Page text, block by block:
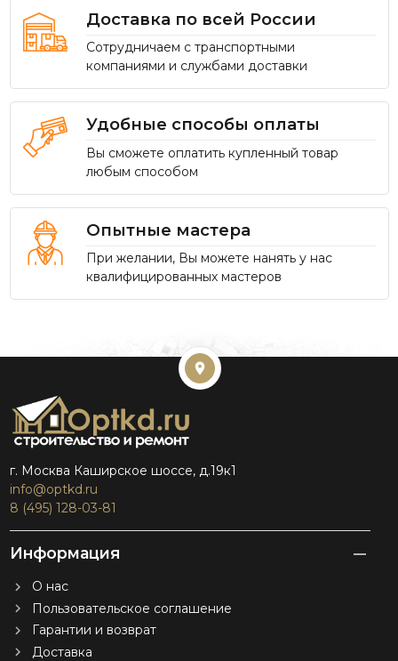
Доставка по всей России
Сотрудничаем с транспортными
компаниями и службами доставки
Удобные способы оплаты
Вы сможете оплатить купленный товар
любым способом
Опытные мастера
При желании, Вы можете нанять у нас
квалифицированных мастеров
г. Москва Каширское шоссе, д.19к1
info@optkd.ru
8 (495) 128-03-81
Информация
О нас
Пользовательское соглашение
Гарантии и возврат
Доставка